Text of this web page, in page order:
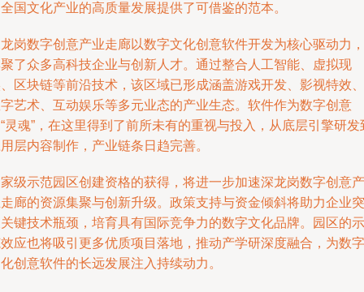
国文化产业的高质量发展提供了可借鉴的范本。
岗数字创意产业走廊以数字文化创意软件开发为核心驱动力，
了众多高科技企业与创新人才。通过整合人工智能、虚拟现
区块链等前沿技术，该区域已形成涵盖游戏开发、影视特效、
艺术、互动娱乐等多元业态的产业生态。软件作为数字创意
灵魂”，在这里得到了前所未有的重视与投入，从底层引擎研发
层内容制作，产业链条日趋完善。
级示范园区创建资格的获得，将进一步加速深龙岗数字创意产
廊的资源集聚与创新升级。政策支持与资金倾斜将助力企业突
键技术瓶颈，培育具有国际竞争力的数字文化品牌。园区的示
应也将吸引更多优质项目落地，推动产学研深度融合，为数字
创意软件的长远发展注入持续动力。